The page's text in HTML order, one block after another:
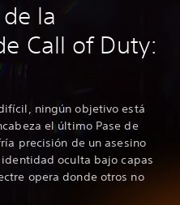
la
Call of Duty:
ningún objetivo está
el último Pase de
precisión de un asesino
oculta bajo capas
opera donde otros no